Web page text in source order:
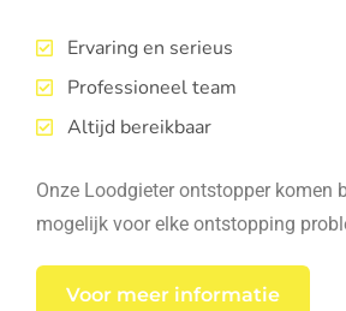
Ervaring en serieus
Professioneel team
Altijd bereikbaar
Onze Loodgieter ontstopper komen
mogelijk voor elke ontstopping
Voor meer informatie